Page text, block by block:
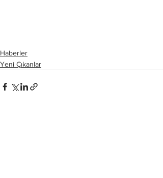
Haberler
Yeni Çıkanlar